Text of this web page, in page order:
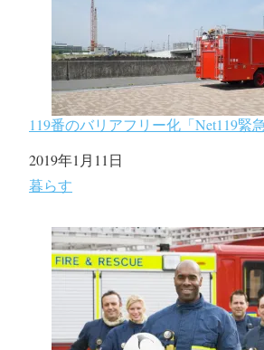
119番のバリアフリー化「Net119緊
日付
2019年1月11日
関連理由
暮らす